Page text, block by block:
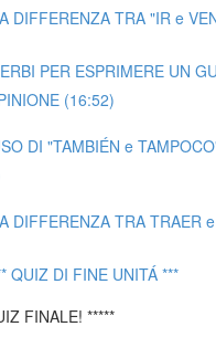
DIFFERENZA TRA "IR e
PER ESPRIMERE UN
(16:52)
DI "TAMBIÉN e
DIFFERENZA TRA TRAER
QUIZ DI FINE UNITÁ ***
FINALE! *****